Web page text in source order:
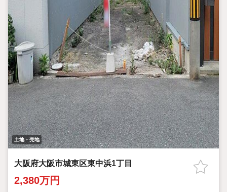
土地・売地
大阪府大阪市城東区東中浜1丁目
2,380万円